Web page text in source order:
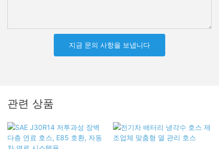
지금 문의 사항을 보냅니다
관련 상품